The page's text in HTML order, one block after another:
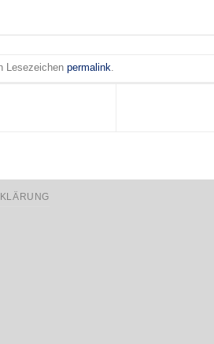
Lesezeichen permalink.